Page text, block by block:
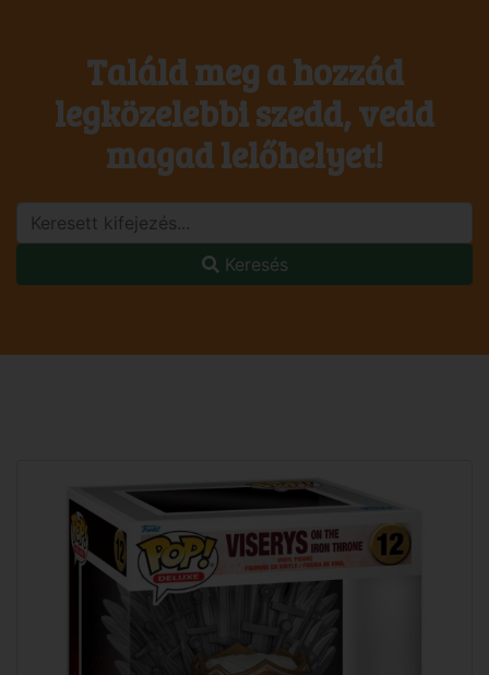
Találd meg a hozzád
legközelebbi szedd, vedd
magad lelőhelyet!
Keresés